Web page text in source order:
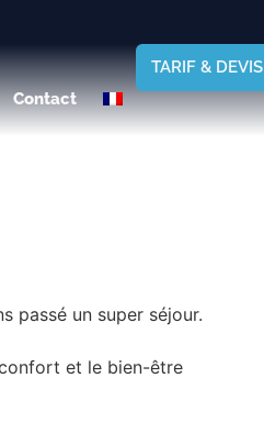
Contact
TARIF & DEVIS
passé un super séjour.
et le bien-être